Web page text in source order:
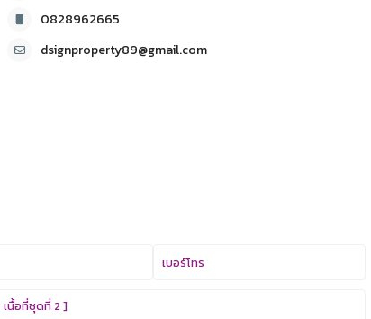
0828962665
dsignproperty89@gmail.com